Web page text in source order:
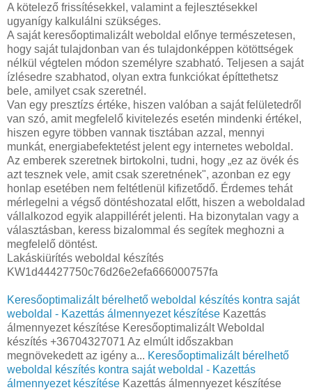
A kötelező frissítésekkel, valamint a fejlesztésekkel
ugyanígy kalkulálni szükséges.
A saját keresőoptimalizált weboldal előnye természetesen,
hogy saját tulajdonban van és tulajdonképpen kötöttségek
nélkül végtelen módon személyre szabható. Teljesen a saját
ízlésedre szabhatod, olyan extra funkciókat építtethetsz
bele, amilyet csak szeretnél.
Van egy presztízs értéke, hiszen valóban a saját felületedről
van szó, amit megfelelő kivitelezés esetén mindenki értékel,
hiszen egyre többen vannak tisztában azzal, mennyi
munkát, energiabefektetést jelent egy internetes weboldal.
Az emberek szeretnek birtokolni, tudni, hogy „ez az övék és
azt tesznek vele, amit csak szeretnének", azonban ez egy
honlap esetében nem feltétlenül kifizetődő. Érdemes tehát
mérlegelni a végső döntéshozatal előtt, hiszen a weboldalad
vállalkozod egyik alappillérét jelenti. Ha bizonytalan vagy a
választásban, keress bizalommal és segítek meghozni a
megfelelő döntést.
Lakáskiürítés weboldal készítés
KW1d44427750c76d26e2efa666000757fa
Keresőoptimalizált bérelhető weboldal készítés kontra saját
weboldal - Kazettás álmennyezet készítése Kazettás
álmennyezet készítése Keresőoptimalizált Weboldal
készítés +36704327071 Az elmúlt időszakban
megnövekedett az igény a... Keresőoptimalizált bérelhető
weboldal készítés kontra saját weboldal - Kazettás
álmennyezet készítése Kazettás álmennyezet készítése